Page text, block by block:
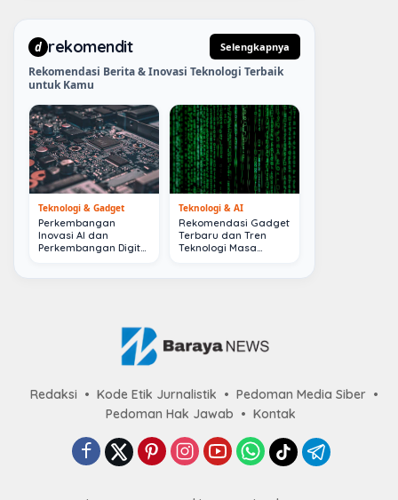
d rekomendit Selengkapnya
Rekomendasi Berita & Inovasi Teknologi Terbaik
untuk Kamu
Teknologi & Gadget
Perkembangan
Inovasi AI dan
Perkembangan Digital
Teknologi & AI
Rekomendasi Gadget
Terbaru dan Tren
Teknologi Masa
Redaksi Kode Etik Jurnalistik
Pedoman Media Siber
Pedoman Hak Jawab
Kontak